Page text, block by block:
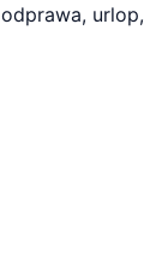
urlop,